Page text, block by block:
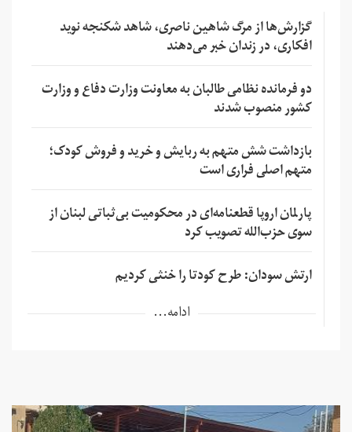
گزارش‌ها از مرگ شاهین ناصری، شاهد شکنجه نوید
افکاری، در زندان خبر می‌دهند
دو فرمانده نظامی طالبان به معاونت وزارت دفاع و وزارت
کشور منصوب شدند
بازداشت شش متهم به ربایش و خرید و فروش کودک؛
متهم اصلی فراری است
پارلمان اروپا قطعنامه‌ای در محکومیت بی‌ثباتی لبنان از
سوی حزب‌الله تصویب کرد
ارتش سودان: طرح کودتا را خنثی کردیم
ادامه...